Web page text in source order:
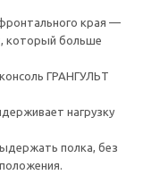
края —
который больше
ГРАНГУЛЬТ
нагрузку
полка, без